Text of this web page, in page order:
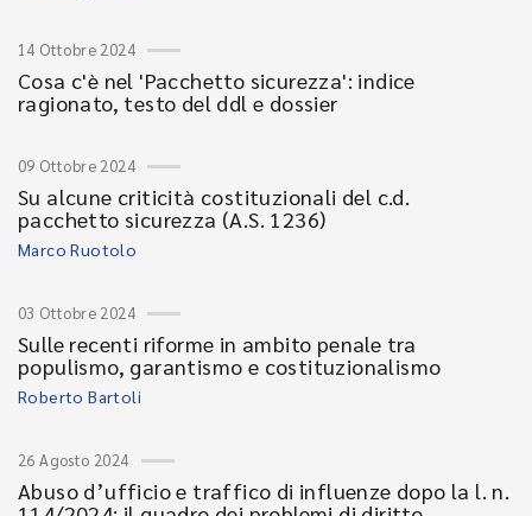
14 Ottobre 2024
Cosa c'è nel 'Pacchetto sicurezza': indice
ragionato, testo del ddl e dossier
09 Ottobre 2024
Su alcune criticità costituzionali del c.d.
pacchetto sicurezza (A.S. 1236)
Marco Ruotolo
03 Ottobre 2024
Sulle recenti riforme in ambito penale tra
populismo, garantismo e costituzionalismo
Roberto Bartoli
26 Agosto 2024
Abuso d’ufficio e traffico di influenze dopo la l. n.